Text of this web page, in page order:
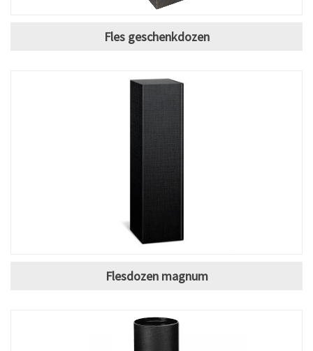
Fles geschenkdozen
Flesdozen magnum